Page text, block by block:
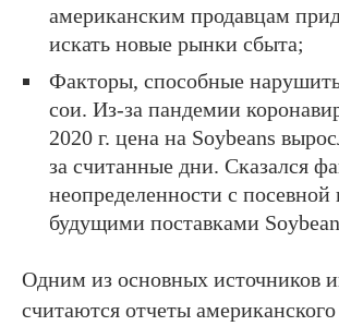
американским продавцам
искать новые рынки сбыта;
Факторы, способные
сои. Из-за пандемии
2020 г. цена на Soybeans
за считанные дни. Сказался
неопределенности с
будущими поставками
Одним из основных источников
считаются отчеты американского